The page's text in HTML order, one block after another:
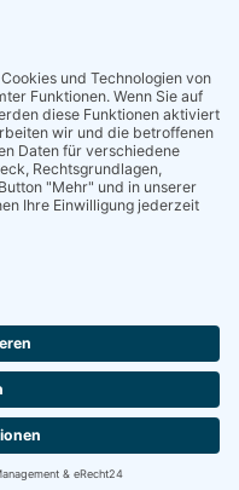
– regelmäßig in Ihrem
informiert über Neues aus